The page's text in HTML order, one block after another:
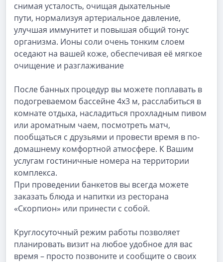
снимая усталость, очищая дыхательные
пути, нормализуя артериальное давление,
улучшая иммунитет и повышая общий тонус
организма. Ионы соли очень тонким слоем
оседают на вашей коже, обеспечивая её мягкое
очищение и разглаживание
После банных процедур вы можете поплавать в
подогреваемом бассейне 4х3 м, расслабиться в
комнате отдыха, насладиться прохладным пивом
или ароматным чаем, посмотреть матч,
пообщаться с друзьями и провести время в по-
домашнему комфортной атмосфере. К Вашим
услугам гостиничные номера на территории
комплекса.
При проведении банкетов вы всегда можете
заказать блюда и напитки из ресторана
«Скорпион» или принести с собой.
Круглосуточный режим работы позволяет
планировать визит на любое удобное для вас
время – просто позвоните и сообщите о своих